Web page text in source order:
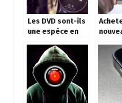
Les DVD sont-ils
une espèce en
disparition ?